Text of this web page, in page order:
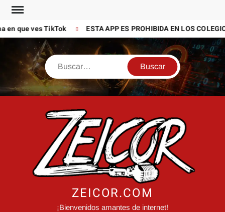
Saltar
contenido
ves TikTok ESTA APP ES PROHIBIDA EN LOS COLEGIOS
Buscar
ZEICOR.COM
¡Bienvenidos amantes de internet!